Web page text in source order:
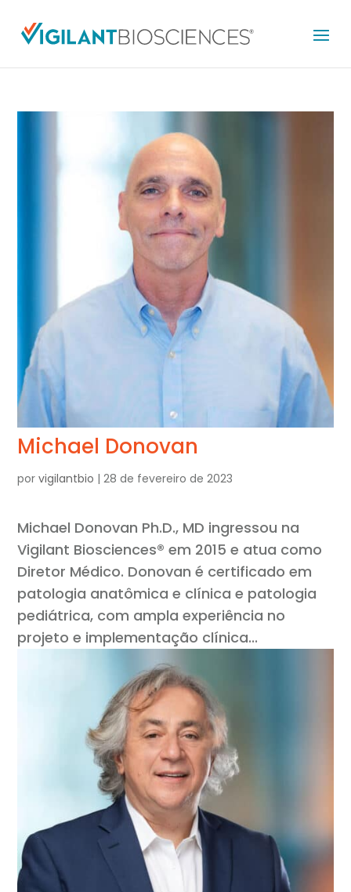
Michael Donovan
porvigilantbio |28 de fevereiro de 2023
Michael Donovan Ph.D., MD ingressou na
Vigilant Biosciences® em 2015 e atua como
Diretor Médico. Donovan é certificado em
patologia anatômica e clínica e patologia
pediátrica, com ampla experiência no
projeto e implementação clínica...